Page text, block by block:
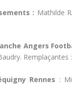
: Mathilde
Angers
Remplaçantes
Rennes :